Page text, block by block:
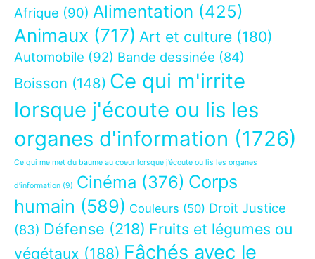
Afrique (90) Alimentation (425)
Animaux (717) Art et culture (180)
Automobile (92) Bande dessinée (84)
Boisson (148) Ce qui m'irrite
lorsque j'écoute ou lis les
organes d'information (1726)
Ce qui me met du baume au coeur lorsque j’écoute ou lis les organes
d’information (9) Cinéma (376) Corps
humain (589) Couleurs (50) Droit Justice
(83) Défense (218) Fruits et légumes ou
végétaux (188) Fâchés avec le